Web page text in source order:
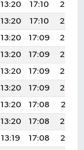
13:20 17:10
20:27
13:20 17:10
20:26
13:20 17:09
20:25
13:20 17:09
20:24
13:20 17:09
20:23
13:20 17:09
20:22
13:20 17:08
20:21
13:20 17:08
20:20
13:19 17:08
20:19